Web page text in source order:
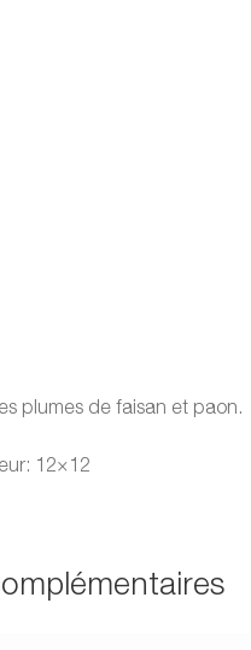
plumes de faisan et paon.
12×12